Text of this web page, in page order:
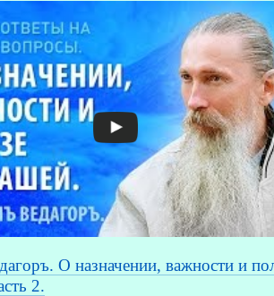
О назначении, важности и
2.